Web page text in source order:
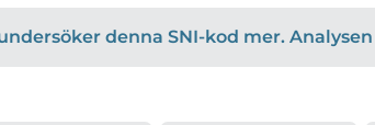
denna SNI-kod mer.